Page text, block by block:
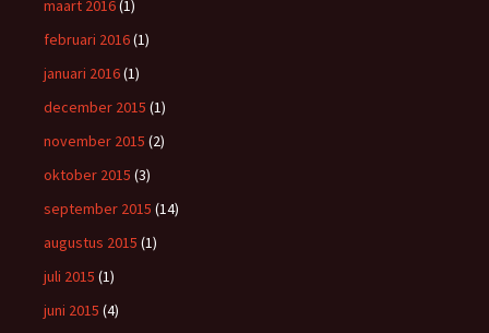
maart 2016(1)
februari 2016(1)
januari 2016(1)
december 2015 (1)
november 2015 (2)
oktober 2015 (3)
september 2015 (14)
augustus 2015 (1)
juli 2015 (1)
juni 2015 (4)